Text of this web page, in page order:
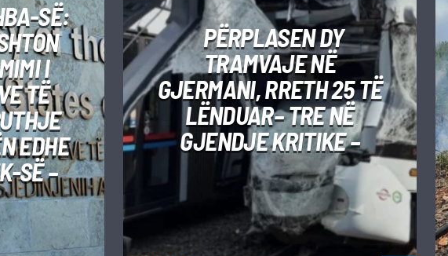
SË:
I
TË
EDHE
SË –
PËRPLASEN DY
TRAMVAJE NË
GJERMANI, RRETH 25 TË
LËNDUAR– TRE NË
GJENDJE KRITIKE –